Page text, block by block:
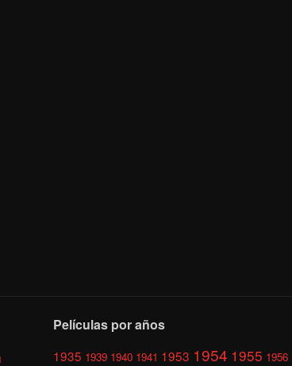
Películas por años
1935 1939 1940 1941 1953 1954 1955 1956